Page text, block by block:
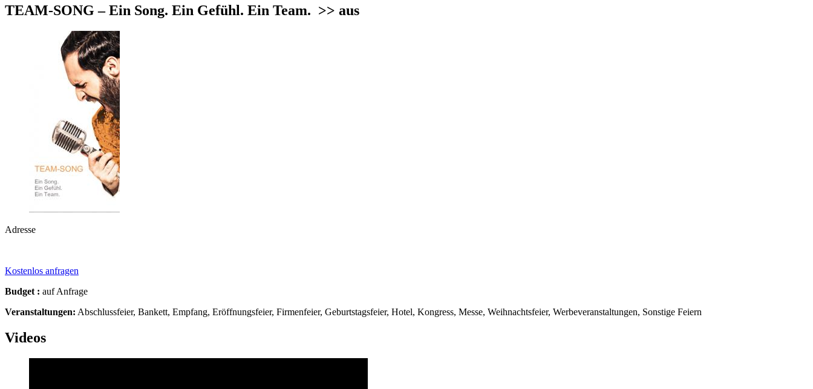
TEAM-SONG – Ein Song. Ein Gefühl. Ein Team. >> aus
Adresse
Kostenlos anfragen
Budget : auf Anfrage
Veranstaltungen: Abschlussfeier, Bankett, Empfang, Eröffnungsfeier, Firmenfeier, Geburtstagsfeier, Hotel, Kongress, Messe, Weihnachtsfeier, Werbeveranstaltungen, Sonstige Feiern
Videos